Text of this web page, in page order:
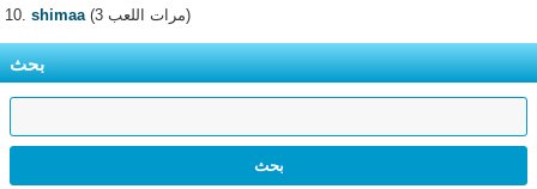
shimaa
(3 مرات اللعب)
بحث